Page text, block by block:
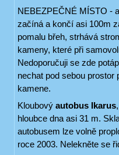
NEBEZPEČNÉ MÍSTO -
začíná a končí asi 100m
pomalu břeh, strhává
kameny, které při
Nedoporučuji se zde
nechat pod sebou prostor
kamene.
Kloubový autobus Ikarus
hloubce dna asi 31 m.
autobusem lze volně
roce 2003. Nelekněte se